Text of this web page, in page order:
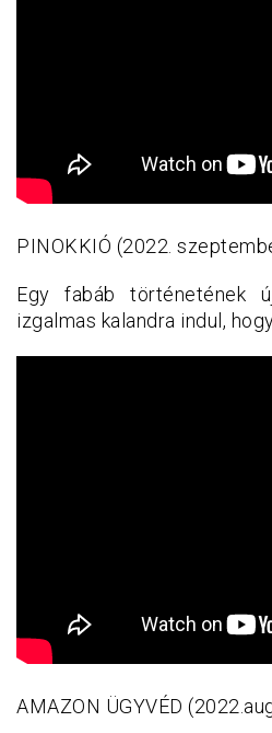
PINOKKIÓ (2022.
Egy fabáb történetének
izgalmas kalandra indul,
AMAZON ÜGYVÉD